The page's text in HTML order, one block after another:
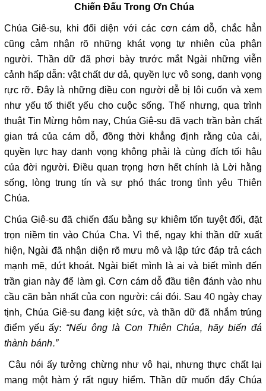
Chiến Đấu Trong Ơn Chúa
Chúa Giê-su, khi đối diện với các cơn cám dỗ, chắc hẳn
cũng cảm nhận rõ những khát vọng tự nhiên của phận
người. Thần dữ đã phơi bày trước mắt Ngài những viễn
cảnh hấp dẫn: vật chất dư dả, quyền lực vô song, danh vọng
rực rỡ. Đây là những điều con người dễ bị lôi cuốn và xem
như yếu tố thiết yếu cho cuộc sống. Thế nhưng, qua trình
thuật Tin Mừng hôm nay, Chúa Giê-su đã vạch trần bản chất
gian trá của cám dỗ, đồng thời khẳng định rằng của cải,
quyền lực hay danh vọng không phải là cùng đích tối hậu
của đời người. Điều quan trọng hơn hết chính là Lời hằng
sống, lòng trung tín và sự phó thác trong tình yêu Thiên
Chúa.
Chúa Giê-su đã chiến đấu bằng sự khiêm tốn tuyệt đối, đặt
trọn niềm tin vào Chúa Cha. Vì thế, ngay khi thần dữ xuất
hiện, Ngài đã nhận diện rõ mưu mô và lập tức đáp trả cách
mạnh mẽ, dứt khoát. Ngài biết mình là ai và biết mình đến
trần gian này để làm gì. Cơn cám dỗ đầu tiên đánh vào nhu
cầu căn bản nhất của con người: cái đói. Sau 40 ngày chay
tịnh, Chúa Giê-su đang kiệt sức, và thần dữ đã nhắm trúng
điểm yếu ấy: “Nếu ông là Con Thiên Chúa, hãy biến đá
thành bánh.”
Câu nói ấy tưởng chừng như vô hại, nhưng thực chất lại
mang một hàm ý rất nguy hiểm. Thần dữ muốn đẩy Chúa